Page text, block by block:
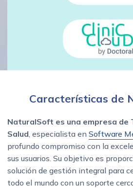
Características de
NaturalSoft es una empresa de
Salud , especialista en Software
profundo compromiso con la
sus usuarios. Su objetivo es
solución de gestión integral para
todo el mundo con un soporte